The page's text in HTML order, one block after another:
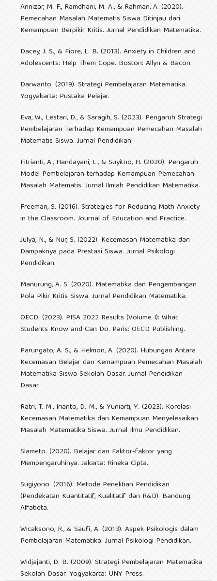
Annizar, M. F., Ramdhani, M. A., & Rahman, A. (2020).
Pemecahan Masalah Matematis Siswa Ditinjau dari
Kemampuan Berpikir Kritis. Jurnal Pendidikan Matematika.
Dacey, J. S., & Fiore, L. B. (2013). Anxiety in Children and
Adolescents: Help Them Cope. Boston: Allyn & Bacon.
Darwanto. (2019). Strategi Pembelajaran Matematika.
Yogyakarta: Pustaka Pelajar.
Eva, W., Lestari, D., & Saragih, S. (2023). Pengaruh Strategi
Pembelajaran Terhadap Kemampuan Pemecahan Masalah
Matematis Siswa. Jurnal Pendidikan.
Fitrianti, A., Handayani, L., & Suyitno, H. (2020). Pengaruh
Model Pembelajaran terhadap Kemampuan Pemecahan
Masalah Matematis. Jurnal Ilmiah Pendidikan Matematika.
Freeman, S. (2016). Strategies for Reducing Math Anxiety
in the Classroom. Journal of Education and Practice.
Julya, N., & Nur, S. (2022). Kecemasan Matematika dan
Dampaknya pada Prestasi Siswa. Jurnal Psikologi
Pendidikan.
Manurung, A. S. (2020). Matematika dan Pengembangan
Pola Pikir Kritis Siswa. Jurnal Pendidikan Matematika.
OECD. (2023). PISA 2022 Results (Volume I): What
Students Know and Can Do. Paris: OECD Publishing.
Parungato, A. S., & Helmon, A. (2020). Hubungan Antara
Kecemasan Belajar dan Kemampuan Pemecahan Masalah
Matematika Siswa Sekolah Dasar. Jurnal Pendidikan
Dasar.
Ratri, T. M., Irianto, D. M., & Yuniarti, Y. (2023). Korelasi
Kecemasan Matematika dan Kemampuan Menyelesaikan
Masalah Matematika Siswa. Jurnal Ilmu Pendidikan.
Slameto. (2020). Belajar dan Faktor-faktor yang
Mempengaruhinya. Jakarta: Rineka Cipta.
Sugiyono. (2016). Metode Penelitian Pendidikan
(Pendekatan Kuantitatif, Kualitatif dan R&D). Bandung:
Alfabeta.
Wicaksono, R., & Saufi, A. (2013). Aspek Psikologis dalam
Pembelajaran Matematika. Jurnal Psikologi Pendidikan.
Widjajanti, D. B. (2009). Strategi Pembelajaran Matematika
Sekolah Dasar. Yogyakarta: UNY Press.